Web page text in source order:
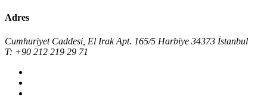
Adres
Cumhuriyet Caddesi, El Irak Apt. 165/5 Harbiye 34373 İstanbul
T: +90 212 219 29 71